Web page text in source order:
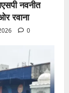
नवनीत
रवाना
0